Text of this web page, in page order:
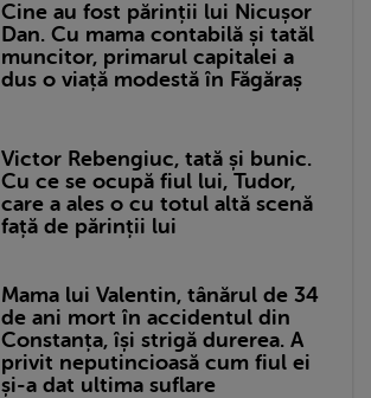
Cine au fost părinții lui Nicușor
Dan. Cu mama contabilă și tatăl
muncitor, primarul capitalei a
dus o viață modestă în Făgăraș
Victor Rebengiuc, tată și bunic.
Cu ce se ocupă fiul lui, Tudor,
care a ales o cu totul altă scenă
față de părinții lui
Mama lui Valentin, tânărul de 34
de ani mort în accidentul din
Constanța, își strigă durerea. A
privit neputincioasă cum fiul ei
și-a dat ultima suflare